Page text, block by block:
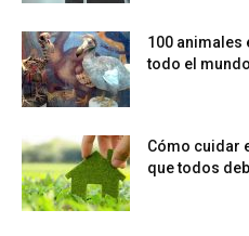
100 animales
todo el
Cómo cuidar
que todos